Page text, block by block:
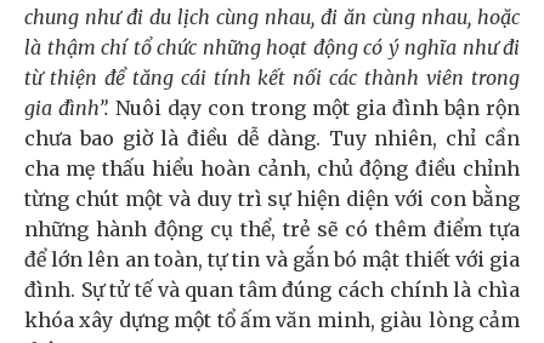
chung như đi du lịch cùng nhau, đi ăn cùng nhau, hoặc
là thậm chí tổ chức những hoạt động có ý nghĩa như đi
từ thiện để tăng cái tính kết nối các thành viên trong
gia đình”.Nuôi dạy con trong một gia đình bận rộn
chưa bao giờ là điều dễ dàng. Tuy nhiên, chỉ cần
cha mẹ thấu hiểu hoàn cảnh, chủ động điều chỉnh
từng chút một và duy trì sự hiện diện với con bằng
những hành động cụ thể, trẻ sẽ có thêm điểm tựa
để lớn lên an toàn, tự tin và gắn bó mật thiết với gia
đình. Sự tử tế và quan tâm đúng cách chính là chìa
khóa xây dựng một tổ ấm văn minh, giàu lòng cảm